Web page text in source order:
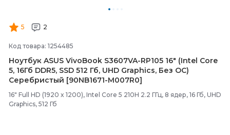
5 2
Код товара: 1254485
Ноутбук ASUS VivoBook S3607VA-RP105 16" (Intel Core
5, 16Гб DDR5, SSD 512 Гб, UHD Graphics, Без ОС)
Серебристый [90NB1671-M007R0]
16" Full HD (1920 x 1200), Intel Core 5 210H 2.2 ГГц, 8 ядер, 16 Гб, UHD
Graphics, 512 Гб